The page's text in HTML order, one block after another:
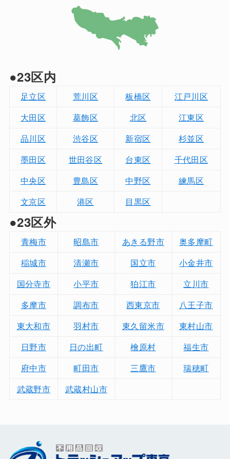
●23区内
足立区 荒川区 板橋区
江戸川区
大田区
葛飾区 北区
江東区
品川区
渋谷区 新宿区
杉並区
墨田区
世田谷区 台東区
千代田区
中央区
豊島区 中野区
練馬区
文京区
港区 目黒区
●23区外
青梅市 昭島市 あきる野市
奥多摩町
稲城市
清瀬市 国立市
小金井市
国分寺市
小平市 狛江市
立川市
多摩市
調布市 西東京市
八王子市
東大和市
羽村市 東久留米市
東村山市
日野市
日の出町 檜原村
福生市
府中市
町田市 三鷹市
瑞穂町
武蔵野市
武蔵村山市